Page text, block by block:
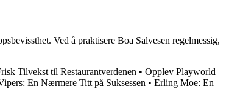
Ved å praktisere Boa Salvesen regelmessig,
Tilvekst til Restaurantverdenen • Opplev Playworld
En Nærmere Titt på Suksessen • Erling Moe: En